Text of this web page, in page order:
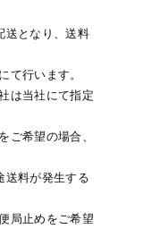
送となり、送料
て行います。
は当社にて指定
ご希望の場合、
料が発生する
局止めをご希望